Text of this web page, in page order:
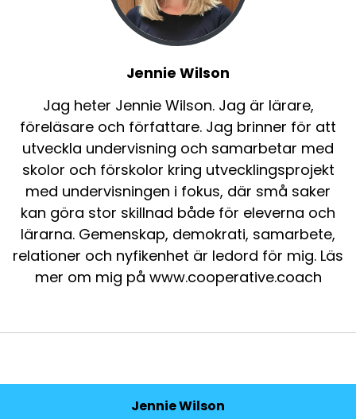
Jennie Wilson
Jag heter Jennie Wilson. Jag är lärare,
föreläsare och författare. Jag brinner för att
utveckla undervisning och samarbetar med
skolor och förskolor kring utvecklingsprojekt
med undervisningen i fokus, där små saker
kan göra stor skillnad både för eleverna och
lärarna. Gemenskap, demokrati, samarbete,
relationer och nyfikenhet är ledord för mig. Läs
mer om mig på www.cooperative.coach
Jennie Wilson